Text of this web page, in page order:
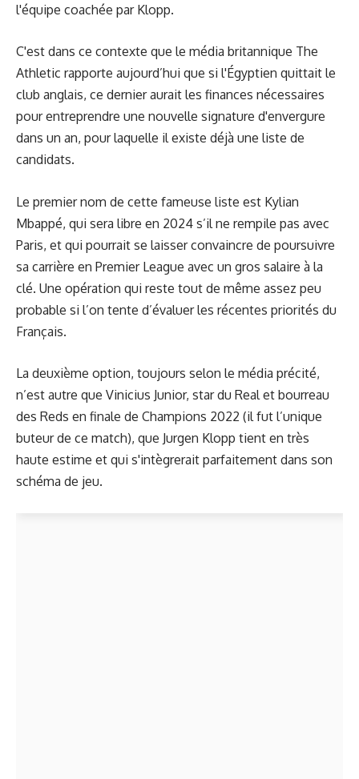
l'équipe coachée par Klopp.
C'est dans ce contexte que le média britannique The
Athletic rapporte aujourd’hui que si l'Égyptien quittait le
club anglais, ce dernier aurait les finances nécessaires
pour entreprendre une nouvelle signature d'envergure
dans un an, pour laquelle il existe déjà une liste de
candidats.
Le premier nom de cette fameuse liste est Kylian
Mbappé, qui sera libre en 2024 s’il ne rempile pas avec
Paris, et qui pourrait se laisser convaincre de poursuivre
sa carrière en Premier League avec un gros salaire à la
clé. Une opération qui reste tout de même assez peu
probable si l’on tente d’évaluer les récentes priorités du
Français.
La deuxième option, toujours selon le média précité,
n’est autre que Vinicius Junior, star du Real et bourreau
des Reds en finale de Champions 2022 (il fut l’unique
buteur de ce match), que Jurgen Klopp tient en très
haute estime et qui s'intègrerait parfaitement dans son
schéma de jeu.